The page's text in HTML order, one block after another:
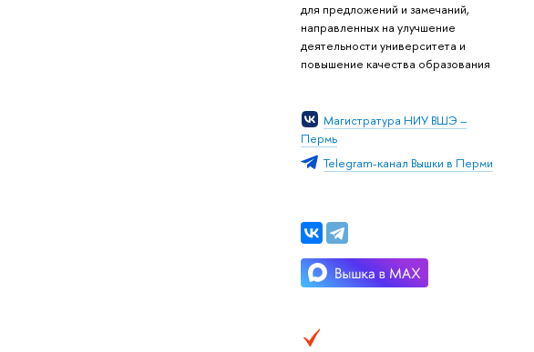
для предложений и замечаний,
направленных на улучшение
деятельности университета и
повышение качества образования
Магистратура НИУ ВШЭ –
Пермь
Telegram-канал Вышки в Перми